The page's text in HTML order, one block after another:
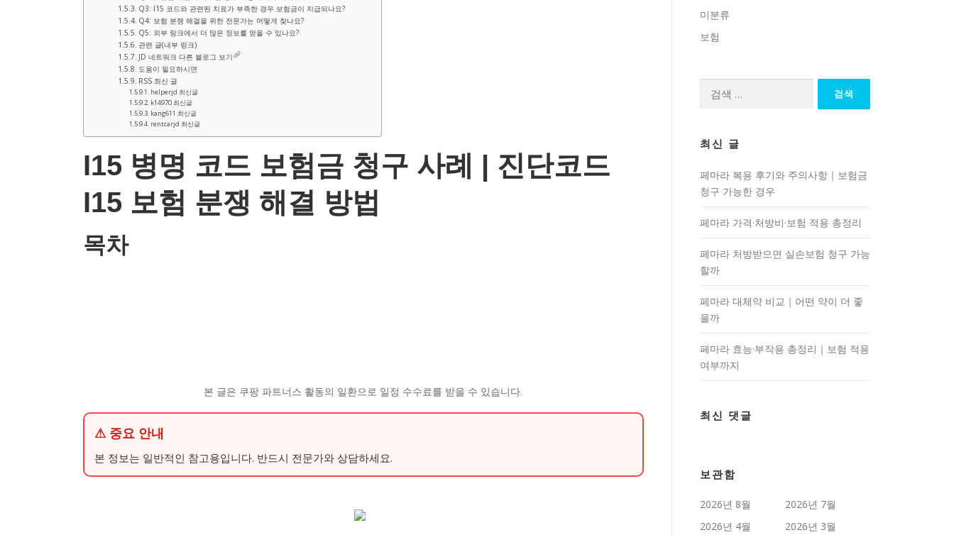
Q3: I15 코드와 관련된 치료가 부족한 경우 보험금이 지급되나요?
Q4: 보험 분쟁 해결을 위한 전문가는 어떻게 찾나요?
Q5: 외부 링크에서 더 많은 정보를 얻을 수 있나요?
관련 글(내부 링크)
JD 네트워크 다른 블로그 보기
도움이 필요하시면
RSS 최신 글
helperjd 최신글
k14970 최신글
kang611 최신글
rentcarjd 최신글
I15 병명 코드 보험금 청구 사례 | 진단코드
I15 보험 분쟁 해결 방법
목차
본 글은 쿠팡 파트너스 활동의 일환으로 일정 수수료를 받을 수 있습니다.
⚠ 중요 안내
본 정보는 일반적인 참고용입니다. 반드시 전문가와 상담하세요.
미분류
보험
최신 글
페마라 복용 후기와 주의사항｜보험금
청구 가능한 경우
페마라 가격·처방비·보험 적용 총정리
페마라 처방받으면 실손보험 청구 가능
할까
페마라 대체약 비교｜어떤 약이 더 좋
을까
페마라 효능·부작용 총정리｜보험 적용
여부까지
최신 댓글
보관함
2026년 8월
2026년 7월
2026년 4월
2026년 3월